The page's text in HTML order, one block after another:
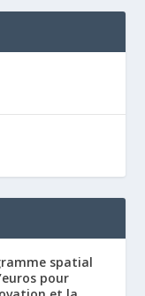
spatial
pour